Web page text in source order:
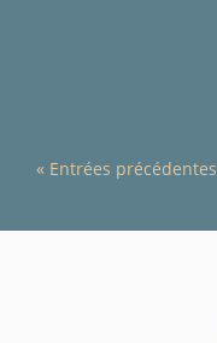
« Entrées précédentes